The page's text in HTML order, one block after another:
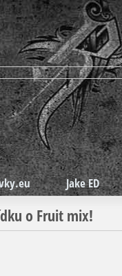
Jake ED
o Fruit mix!